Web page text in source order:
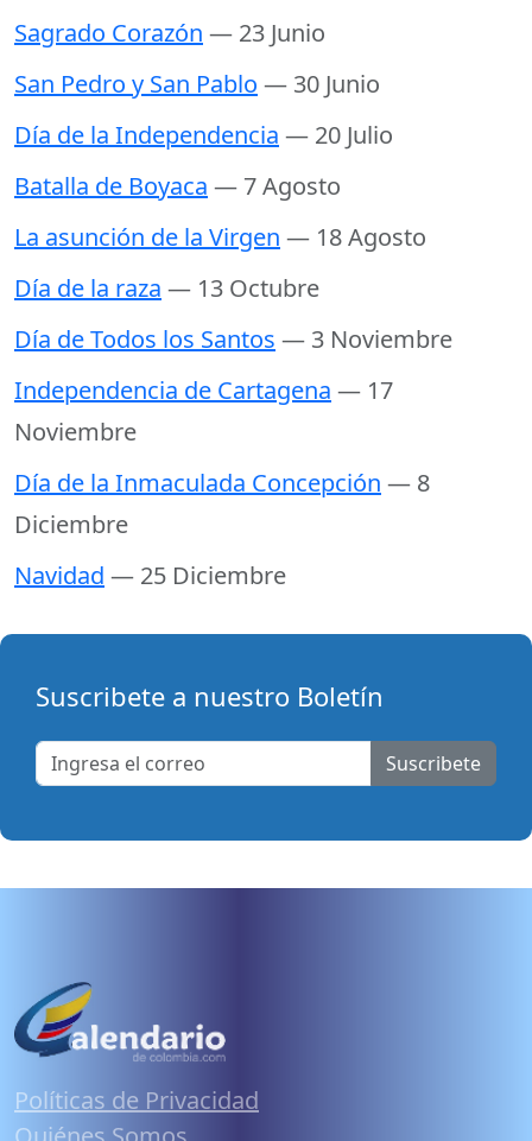
Sagrado Corazón — 23 Junio
San Pedro y San Pablo — 30 Junio
Día de la Independencia — 20 Julio
Batalla de Boyaca — 7 Agosto
La asunción de la Virgen — 18 Agosto
Día de la raza — 13 Octubre
Día de Todos los Santos — 3 Noviembre
Independencia de Cartagena — 17
Noviembre
Día de la Inmaculada Concepción — 8
Diciembre
Navidad — 25 Diciembre
Suscribete a nuestro Boletín
Suscribete
Políticas de Privacidad